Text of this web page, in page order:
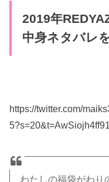
2019年
中身ネタバレ
https://twitter.com/
わたしの福袋がわり